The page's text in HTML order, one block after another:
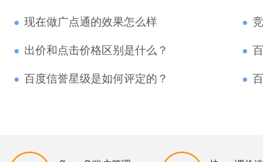
现在做广点通的效果怎么样
出价和点击价格区别是什么？
百度信誉星级是如何评定的？